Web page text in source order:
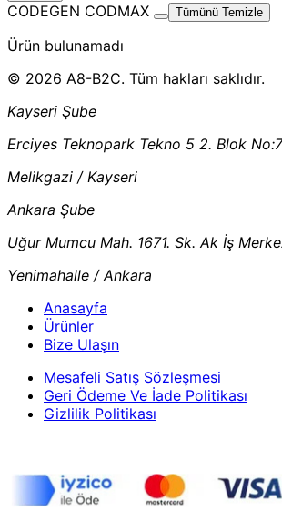
CODEGEN CODMAX Tümünü Temizle
Ürün bulunamadı
© 2026 A8-B2C. Tüm hakları saklıdır.
Kayseri Şube
Erciyes Teknopark Tekno 5 2. Blok
Melikgazi / Kayseri
Ankara Şube
Uğur Mumcu Mah. 1671. Sk. Ak İş
Yenimahalle / Ankara
Anasayfa
Ürünler
Bize Ulaşın
Mesafeli Satış Sözleşmesi
Geri Ödeme Ve İade Politikası
Gizlilik Politikası